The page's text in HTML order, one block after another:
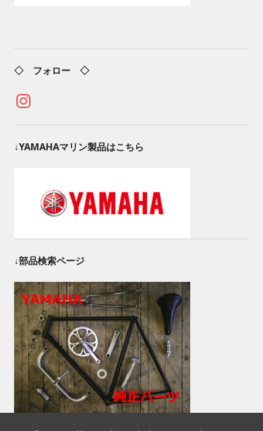
◇ フォロー ◇
Instagram
↓YAMAHAマリン製品はこちら
↓部品検索ページ